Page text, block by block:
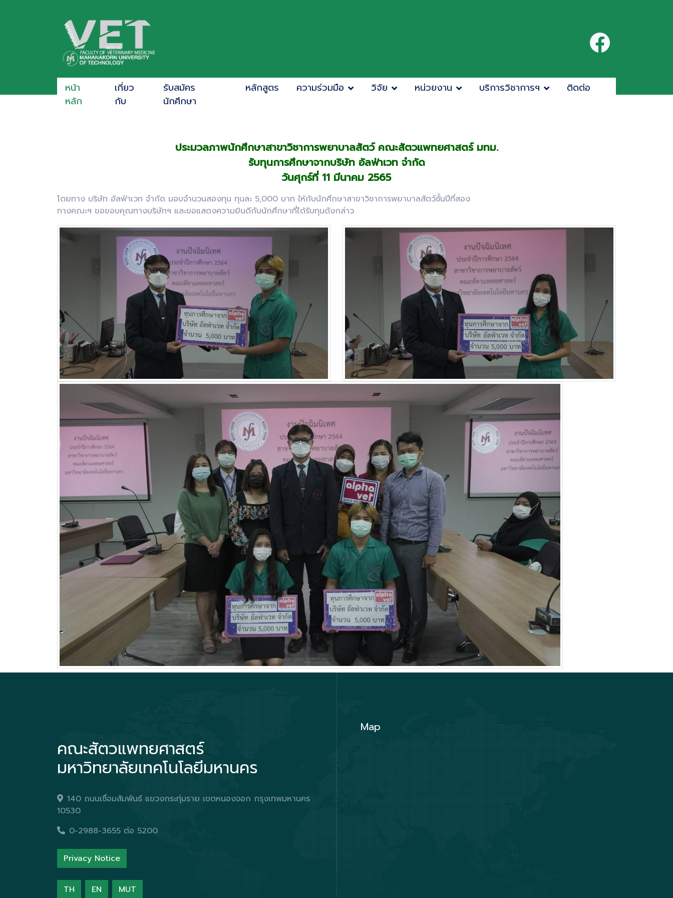
หน้า
หลัก
เกี่ยว
กับ
รับสมัคร
นักศึกษา
หลักสูตร ความร่วมมือ วิจัย หน่วยงาน บริการวิชาการฯ ติดต่อ
ประมวลภาพนักศึกษาสาขาวิชาการพยาบาลสัตว์ คณะสัตวแพทยศาสตร์ มทม.
รับทุนการศึกษาจากบริษัท อัลฟ่าเวท จำกัด
วันศุกร์ที่ 11 มีนาคม 2565
โดยทาง บริษัท อัลฟ่าเวท จำกัด มอบจำนวนสองทุน ทุนละ 5,000 บาท ให้กับนักศึกษาสาขาวิชาการพยาบาลสัตว์ชั้นปีที่สอง
ทางคณะฯ ขอขอบคุณทางบริษัทฯ และขอแสดงความยินดีกับนักศึกษาที่ได้รับทุนดังกล่าว
คณะสัตวแพทยศาสตร์
มหาวิทยาลัยเทคโนโลยีมหานคร
140 ถนนเชื่อมสัมพันธ์ แขวงกระทุ่มราย เขตหนองจอก กรุงเทพมหานคร
10530
0-2988-3655 ต่อ 5200
Privacy Notice
TH EN MUT
Map